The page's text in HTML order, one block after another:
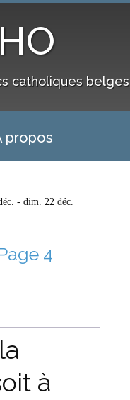
catholiques belges
propos
- dim. 22 déc.
4
à